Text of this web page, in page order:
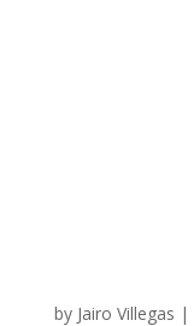
by Jairo Villegas |